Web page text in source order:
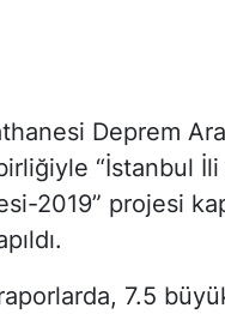
Deprem
“İstanbul İli
2019” projesi
7.5